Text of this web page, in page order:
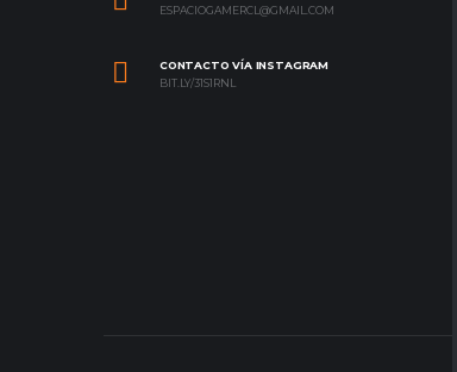
ESPACIOGAMERCL@GMAIL.COM
CONTACTO VÍA INSTAGRAM
BIT.LY/31S1RNL